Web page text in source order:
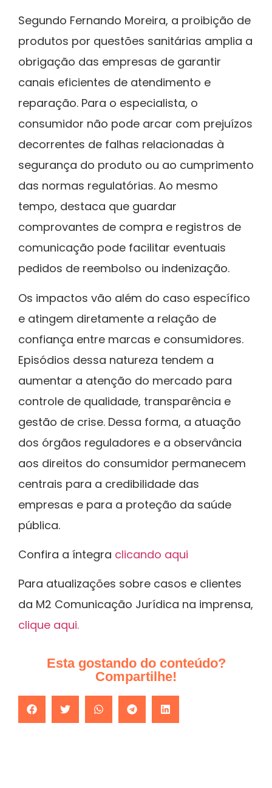
Segundo Fernando Moreira, a proibição de
produtos por questões sanitárias amplia a
obrigação das empresas de garantir
canais eficientes de atendimento e
reparação. Para o especialista, o
consumidor não pode arcar com prejuízos
decorrentes de falhas relacionadas à
segurança do produto ou ao cumprimento
das normas regulatórias. Ao mesmo
tempo, destaca que guardar
comprovantes de compra e registros de
comunicação pode facilitar eventuais
pedidos de reembolso ou indenização.
Os impactos vão além do caso específico
e atingem diretamente a relação de
confiança entre marcas e consumidores.
Episódios dessa natureza tendem a
aumentar a atenção do mercado para
controle de qualidade, transparência e
gestão de crise. Dessa forma, a atuação
dos órgãos reguladores e a observância
aos direitos do consumidor permanecem
centrais para a credibilidade das
empresas e para a proteção da saúde
pública.
Confira a íntegra clicando aqui
Para atualizações sobre casos e clientes
da M2 Comunicação Jurídica na imprensa,
clique aqui.
Esta gostando do conteúdo?
Compartilhe!